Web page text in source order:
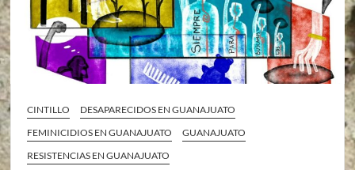
CINTILLO
DESAPARECIDOS EN GUANAJUATO
FEMINICIDIOS EN GUANAJUATO
GUANAJUATO
RESISTENCIAS EN GUANAJUATO